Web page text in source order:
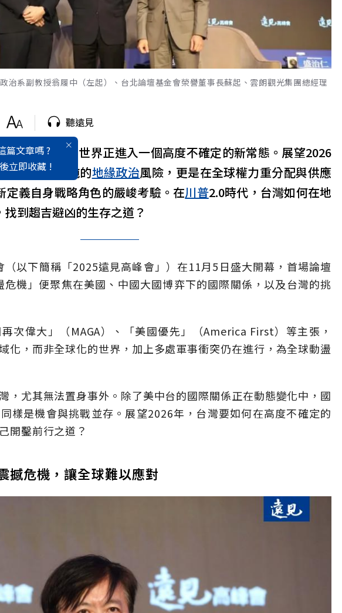
治系副教授翁履中（左起）、台北論壇基金會榮譽董事長蘇起、雲朗觀光集團總經理
篇文章嗎 ?
後立即收藏 !
聽遠見
供應鏈重組，世界正進入一個高度不確定的新常態。展望2026
已不僅是單純的地緣政治風險，更是在全球權力重分配與供應
定義自身戰略角色的嚴峻考驗。在川普2.0時代，台灣如何在地
到趨吉避凶的生存之道？
以下簡稱「2025遠見高峰會」）在11月5日盛大開幕，首場論壇
危機」便聚焦在美國、中國大國博弈下的國際關係，以及台灣的挑
次偉大」（MAGA）、「美國優先」（America First）等主張，
化，而非全球化的世界，加上多處軍事衝突仍在進行，為全球動盪
，尤其無法置身事外。除了美中台的國際關係正在動態變化中，國
樣是機會與挑戰並存。展望2026年，台灣要如何在高度不確定的
開鑿前行之道？
撼危機，讓全球難以應對